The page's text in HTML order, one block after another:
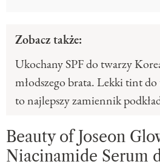
Zobacz także:
Ukochany SPF do twarzy
młodszego brata. Lekki tint
to najlepszy zamiennik
Beauty of Joseon
Niacinamide Serum